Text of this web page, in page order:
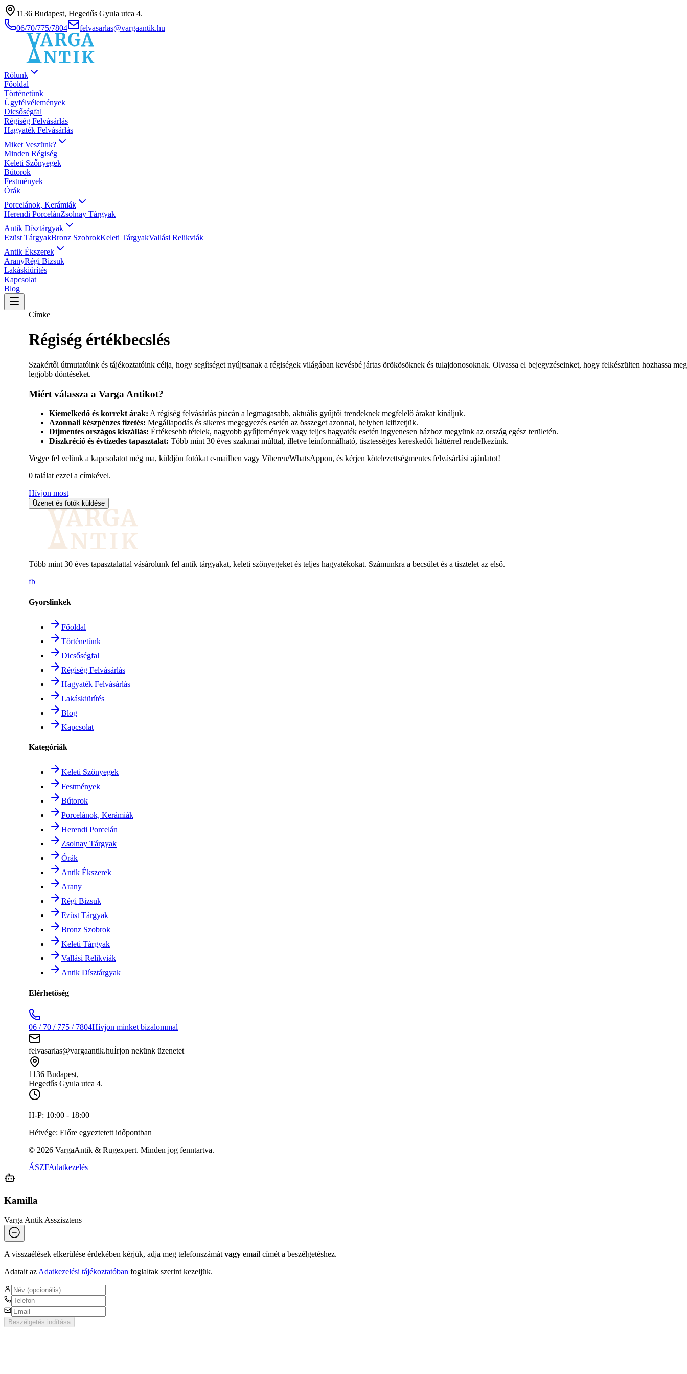
1136 Budapest, Hegedűs Gyula utca 4.
06/70/775/7804
felvasarlas@vargaantik.hu
Rólunk
Főoldal
Történetünk
Ügyfélvélemények
Dicsőségfal
Régiség Felvásárlás
Hagyaték Felvásárlás
Miket Veszünk?
Minden Régiség
Keleti Szőnyegek
Bútorok
Festmények
Órák
Porcelánok, Kerámiák
Herendi PorcelánZsolnay Tárgyak
Antik Dísztárgyak
Ezüst TárgyakBronz SzobrokKeleti TárgyakVallási Relikviák
Antik Ékszerek
AranyRégi Bizsuk
Lakáskiürítés
Kapcsolat
Blog
Címke
Régiség értékbecslés
Szakértői útmutatóink és tájékoztatóink célja, hogy segítséget nyújtsanak a régiségek világában kevésbé jártas örökösöknek és tulajdonosoknak. Olvassa el bejegyzéseinket, hogy felkészülten hozhassa
legjobb döntéseket.
Miért válassza a Varga Antikot?
Kiemelkedő és korrekt árak: A régiség felvásárlás piacán a legmagasabb, aktuális gyűjtői trendeknek megfelelő árakat kínáljuk.
Azonnali készpénzes fizetés: Megállapodás és sikeres megegyezés esetén az összeget azonnal, helyben kifizetjük.
Díjmentes országos kiszállás: Értékesebb tételek, nagyobb gyűjtemények vagy teljes hagyaték esetén ingyenesen házhoz megyünk az ország egész területén.
Diszkréció és évtizedes tapasztalat: Több mint 30 éves szakmai múlttal, illetve leinformálható, tisztességes kereskedői háttérrel rendelkezünk.
Vegye fel velünk a kapcsolatot még ma, küldjön fotókat e-mailben vagy Viberen/WhatsAppon, és kérjen kötelezettségmentes felvásárlási ajánlatot!
0 találat ezzel a címkével.
Hívjon most
Üzenet és fotók küldése
Több mint 30 éves tapasztalattal vásárolunk fel antik tárgyakat, keleti szőnyegeket és teljes hagyatékokat. Számunkra a becsület és a tisztelet az első.
fb
Gyorslinkek
Főoldal
Történetünk
Dicsőségfal
Régiség Felvásárlás
Hagyaték Felvásárlás
Lakáskiürítés
Blog
Kapcsolat
Kategóriák
Keleti Szőnyegek
Festmények
Bútorok
Porcelánok, Kerámiák
Herendi Porcelán
Zsolnay Tárgyak
Órák
Antik Ékszerek
Arany
Régi Bizsuk
Ezüst Tárgyak
Bronz Szobrok
Keleti Tárgyak
Vallási Relikviák
Antik Dísztárgyak
Elérhetőség
06 / 70 / 775 / 7804Hívjon minket bizalommal
felvasarlas@vargaantik.huÍrjon nekünk üzenetet
1136 Budapest,
Hegedűs Gyula utca 4.
H-P: 10:00 - 18:00
Hétvége: Előre egyeztetett időpontban
© 2026 VargaAntik & Rugexpert. Minden jog fenntartva.
ÁSZFAdatkezelés
Kamilla
Varga Antik Asszisztens
A visszaélések elkerülése érdekében kérjük, adja meg telefonszámát vagy email címét a beszélgetéshez.
Adatait az Adatkezelési tájékoztatóban foglaltak szerint kezeljük.
Beszélgetés indítása